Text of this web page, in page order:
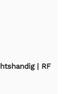
| RF